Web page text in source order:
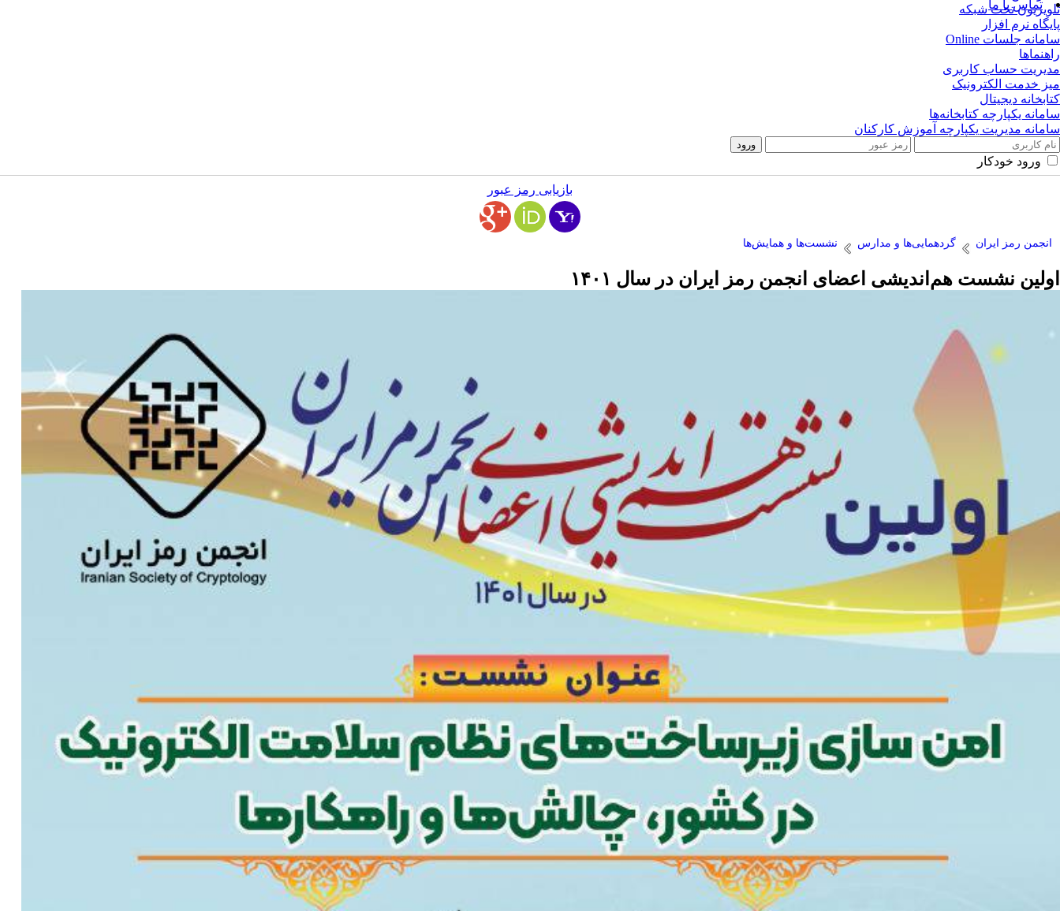
تماس با ما
تلویزیون تحت شبکه
پایگاه نرم افزار
سامانه جلسات Online
راهنماها
مدیریت حساب کاربری
میز خدمت الکترونیک
کتابخانه دیجیتال
سامانه یکپارچه کتابخانه‌ها
سامانه مدیریت یکپارچه آموزش کارکنان
ورود خودکار
بازیابی رمز عبور
انجمن رمز ایران گردهمایی‌ها و مدارس نشست‌ها و همایش‌ها
اولین نشست هم‌اندیشی اعضای انجمن رمز ایران در سال ۱۴۰۱